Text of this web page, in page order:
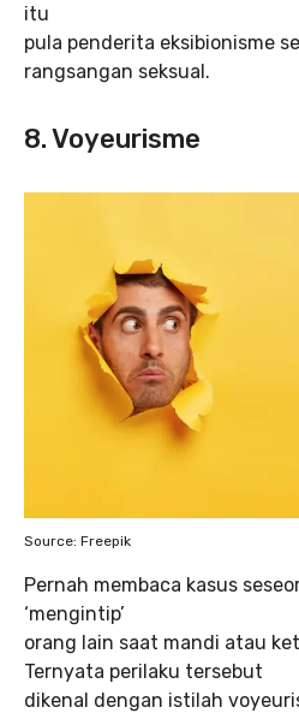
itu
pula penderita eksibionisme
rangsangan seksual.
8. Voyeurisme
Source: Freepik
Pernah membaca kasus
‘mengintip’
orang lain saat mandi atau
Ternyata perilaku tersebut
dikenal dengan istilah